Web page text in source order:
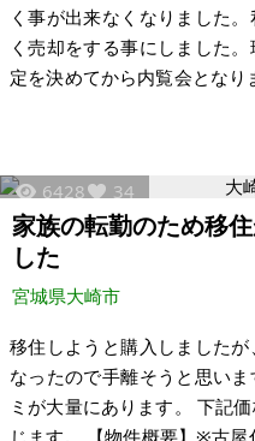
く事が出来なくなりました
く売却をする事にしました
定を決めてから内覧会となります。 本物件は、自然
いに位置しており、四季折
かつえスキー場」でスキー
多い地域ではありますが、
り、冬季の生活も安心。広
どの屋外アクティビティも満
6428 34
家族の転勤のため移
した
宮城県大崎市
移住しようと購入しました
なったので手離そうと思い
ミが大量にあります。 下記価格にて、現地確認後価格相談に応
じます。 【物件概要】※古屋付土地 場所：宮城県大崎市田尻大